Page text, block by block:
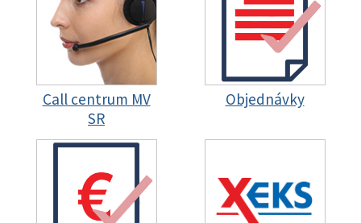
Call centrum MV
SR
Objednávky